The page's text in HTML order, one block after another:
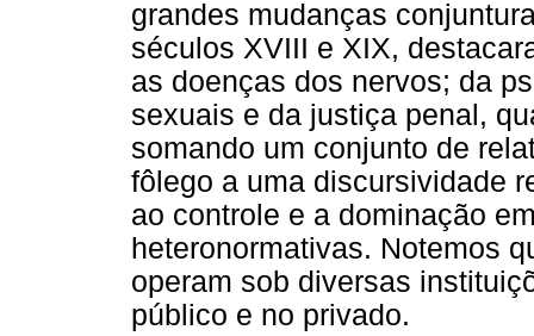
grandes mudanças
séculos XVIII e XIX,
as doenças dos nervos; da
sexuais e da justiça penal,
somando um conjunto de
fôlego a uma discursividade
ao controle e a dominação
heteronormativas. Notemos
operam sob diversas
público e no privado.